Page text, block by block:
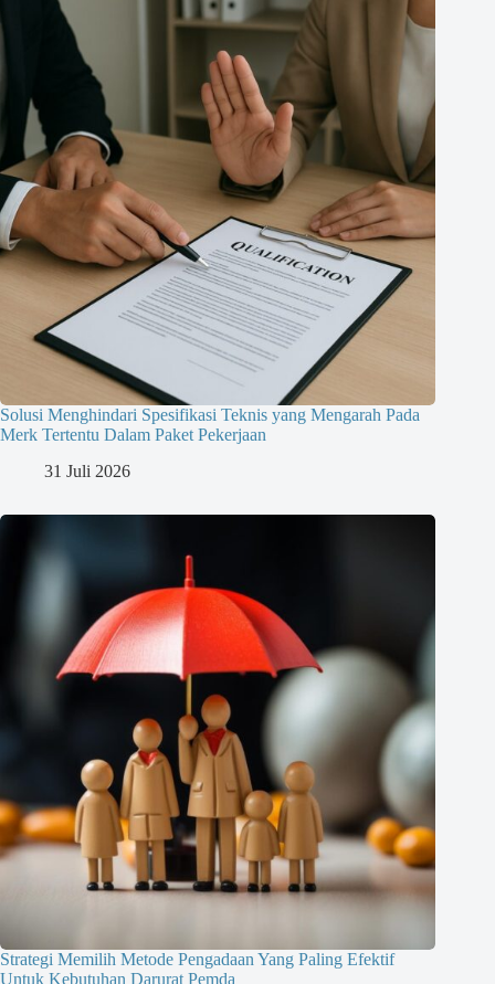
Solusi Menghindari Spesifikasi Teknis yang Mengarah Pada
Merk Tertentu Dalam Paket Pekerjaan
31 Juli 2026
Strategi Memilih Metode Pengadaan Yang Paling Efektif
Untuk Kebutuhan Darurat Pemda